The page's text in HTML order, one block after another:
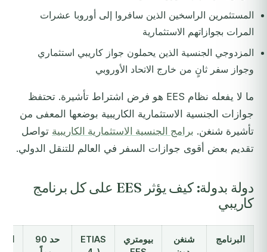
المستثمرين الراسخين الذين سافروا إلى أوروبا عشرات
المرات بجوازاتهم الاستثمارية
المزدوجي الجنسية الذين يحملون جواز كاريبي استثماري
وجواز سفر ثانٍ من خارج الاتحاد الأوروبي
ما لا يفعله نظام EES هو فرض اشتراط تأشيرة. تحتفظ
جوازات الجنسية الاستثمارية الكاريبية بوضعها المعفى من
تأشيرة شنغن. برامج الجنسية الاستثمارية الكاريبية تواصل
تقديم بعض أقوى جوازات السفر في العالم للتنقل الدولي.
دولة بدولة: كيف يؤثر EES على كل برنامج
كاريبي
البرنامج
شنغن
بيومتري
ETIAS
حد 90